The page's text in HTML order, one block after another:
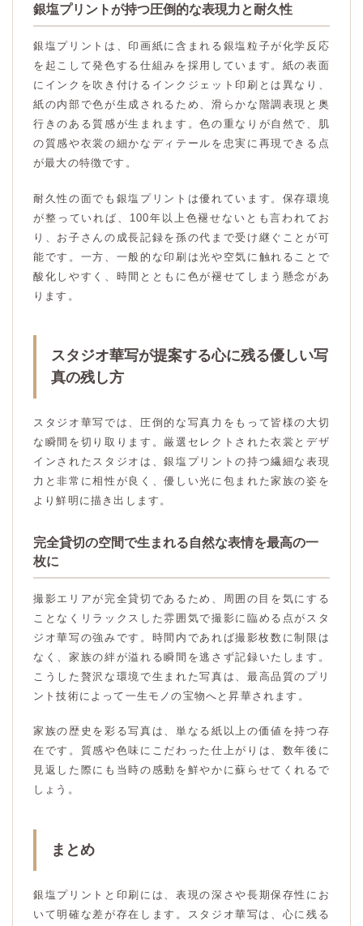
銀塩プリントが持つ圧倒的な表現力と耐久性
銀塩プリントは、印画紙に含まれる銀塩粒子が化学反応
を起こして発色する仕組みを採用しています。紙の表面
にインクを吹き付けるインクジェット印刷とは異なり、
紙の内部で色が生成されるため、滑らかな階調表現と奥
行きのある質感が生まれます。色の重なりが自然で、肌
の質感や衣裳の細かなディテールを忠実に再現できる点
が最大の特徴です。
耐久性の面でも銀塩プリントは優れています。保存環境
が整っていれば、100年以上色褪せないとも言われてお
り、お子さんの成長記録を孫の代まで受け継ぐことが可
能です。一方、一般的な印刷は光や空気に触れることで
酸化しやすく、時間とともに色が褪せてしまう懸念があ
ります。
スタジオ華写が提案する心に残る優しい写
真の残し方
スタジオ華写では、圧倒的な写真力をもって皆様の大切
な瞬間を切り取ります。厳選セレクトされた衣裳とデザ
インされたスタジオは、銀塩プリントの持つ繊細な表現
力と非常に相性が良く、優しい光に包まれた家族の姿を
より鮮明に描き出します。
完全貸切の空間で生まれる自然な表情を最高の一
枚に
撮影エリアが完全貸切であるため、周囲の目を気にする
ことなくリラックスした雰囲気で撮影に臨める点がスタ
ジオ華写の強みです。時間内であれば撮影枚数に制限は
なく、家族の絆が溢れる瞬間を逃さず記録いたします。
こうした贅沢な環境で生まれた写真は、最高品質のプリ
ント技術によって一生モノの宝物へと昇華されます。
家族の歴史を彩る写真は、単なる紙以上の価値を持つ存
在です。質感や色味にこだわった仕上がりは、数年後に
見返した際にも当時の感動を鮮やかに蘇らせてくれるで
しょう。
まとめ
銀塩プリントと印刷には、表現の深さや長期保存性にお
いて明確な差が存在します。スタジオ華写は、心に残る